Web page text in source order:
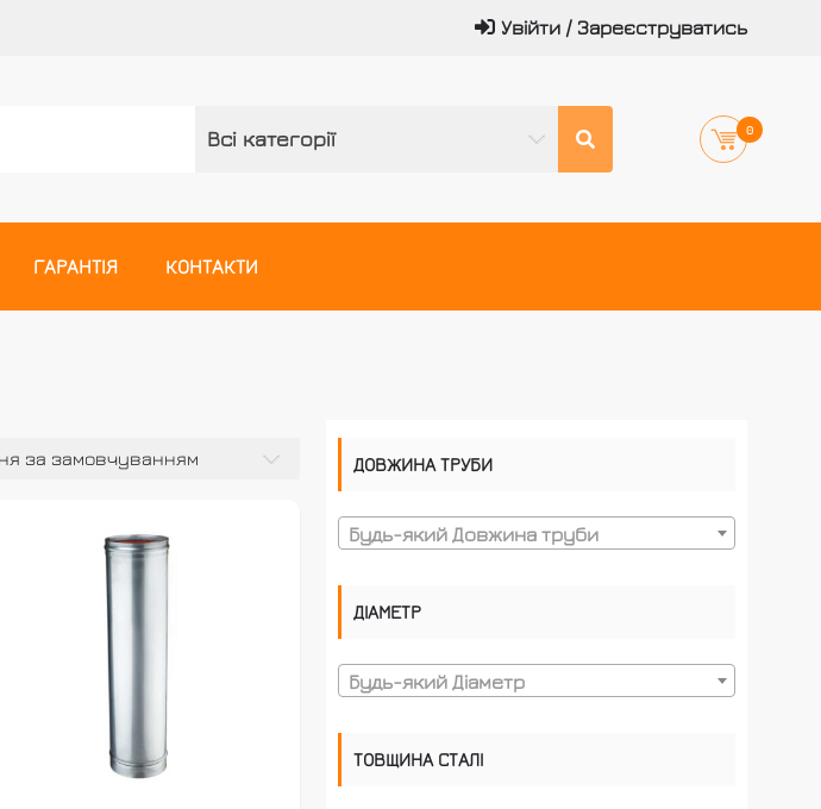
Увійти / Зареєструватись
Всі категорії 0
ГАРАНТІЯ КОНТАКТИ
ДОВЖИНА ТРУБИ
Будь-який Довжина труби
ДІАМЕТР
Будь-який Діаметр
ТОВЩИНА СТАЛІ